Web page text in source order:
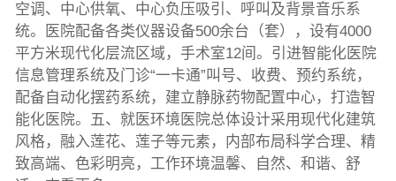
空调、中心供氧、中心负压吸引、呼叫及背景音乐系
统。医院配备各类仪器设备500余台（套），设有4000
平方米现代化层流区域，手术室12间。引进智能化医院
信息管理系统及门诊“一卡通”叫号、收费、预约系统，
配备自动化摆药系统，建立静脉药物配置中心，打造智
能化医院。五、就医环境医院总体设计采用现代化建筑
风格，融入莲花、莲子等元素，内部布局科学合理、精
致高端、色彩明亮，工作环境温馨、自然、和谐、舒